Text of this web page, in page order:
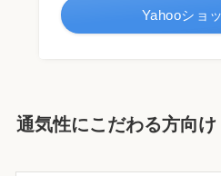
Yahooショ
通気性にこだわる方向